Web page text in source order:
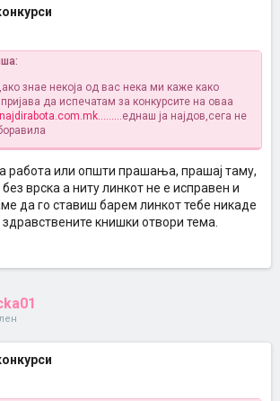
знае некоја од вас нека ми каже како
да испечатам за конкурсите на оваа
.еднаш ја најдов,сега не
работа или општи прашања, прашај таму,
врска а ниту линкот не е исправен и
да го ставиш барем линкот тебе никаде
книшки отвори тема.